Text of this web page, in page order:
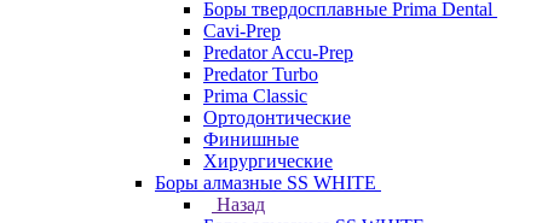
Боры твердосплавные Prima Dental
Cavi-Prep
Predator Accu-Prep
Predator Turbo
Prima Classic
Ортодонтические
Финишные
Хирургические
Боры алмазные SS WHITE
Назад